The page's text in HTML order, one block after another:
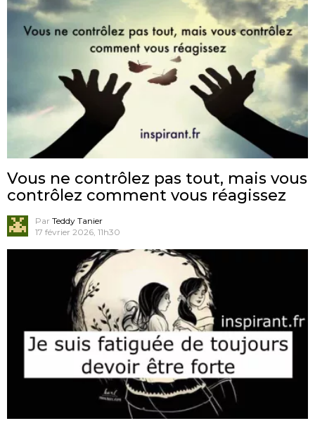
Vous ne contrôlez pas tout, mais vous
contrôlez comment vous réagissez
Par Teddy Tanier
17 février 2026, 11h30